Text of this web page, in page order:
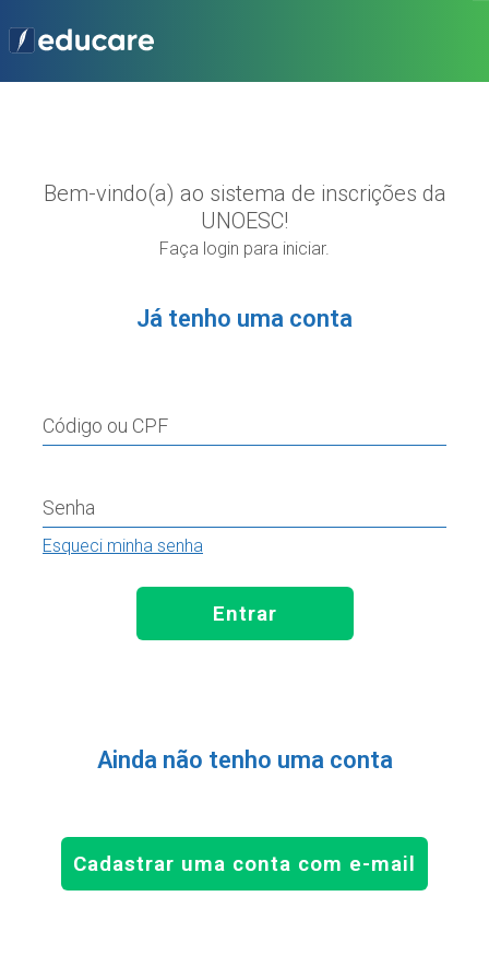
Bem-vindo(a) ao sistema de inscrições da
UNOESC!
Faça login para iniciar.
Já tenho uma conta
Código ou CPF
Senha
Esqueci minha senha
Entrar
Ainda não tenho uma conta
Cadastrar uma conta com e-mail